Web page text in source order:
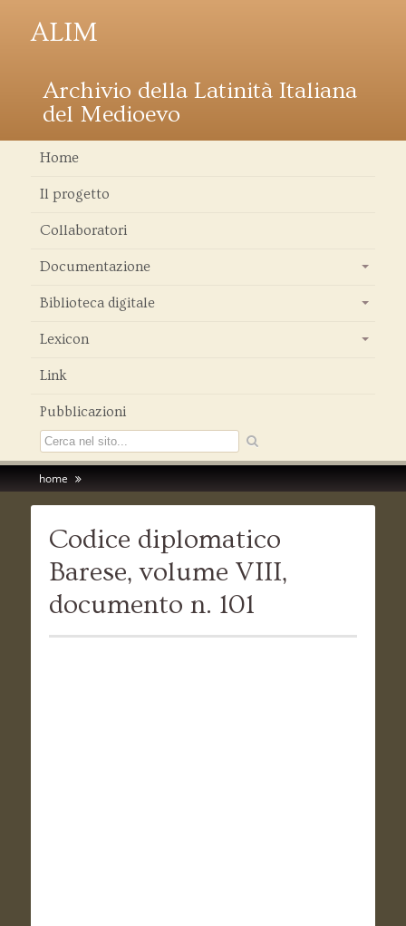
ALIM
Archivio della Latinità Italiana
del Medioevo
Home
Il progetto
Collaboratori
Documentazione
Biblioteca digitale
Lexicon
Link
Pubblicazioni
home
Codice diplomatico
Barese, volume VIII,
documento n. 101